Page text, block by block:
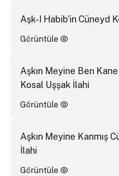
Aşk-I Habib'in Cüneyd
Görüntüle
Aşkın Meyine Ben
Kosal Uşşak İlahi
Görüntüle
Aşkın Meyine Kanmış
İlahi
Görüntüle